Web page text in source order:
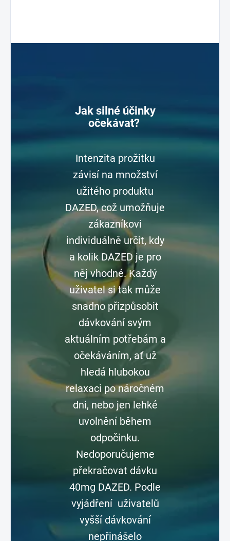
Jak silné účinky
očekávat?
Intenzita prožitku
závisí na množství
užitého produktu
DAZED, což umožňuje
zákazníkovi
individuálně určit, kdy
a kolik DAZED je pro
něj vhodné. Každý
uživatel si tak může
snadno přizpůsobit
dávkování svým
aktuálním potřebám a
očekáváním, ať už
hledá hlubokou
relaxaci po náročném
dni, nebo jen lehké
uvolnění během
odpočinku.
Nedoporučujeme
překračovat dávku
40mg DAZED. Podle
vyjádření uživatelů
vyšší dávkování
nepřinášelo